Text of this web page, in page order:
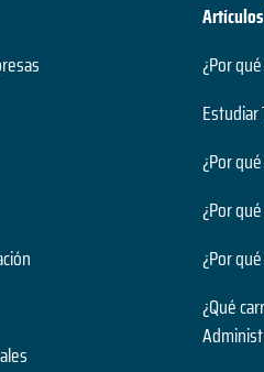
¿Por
¿Por
¿Por
¿Por
¿Qué